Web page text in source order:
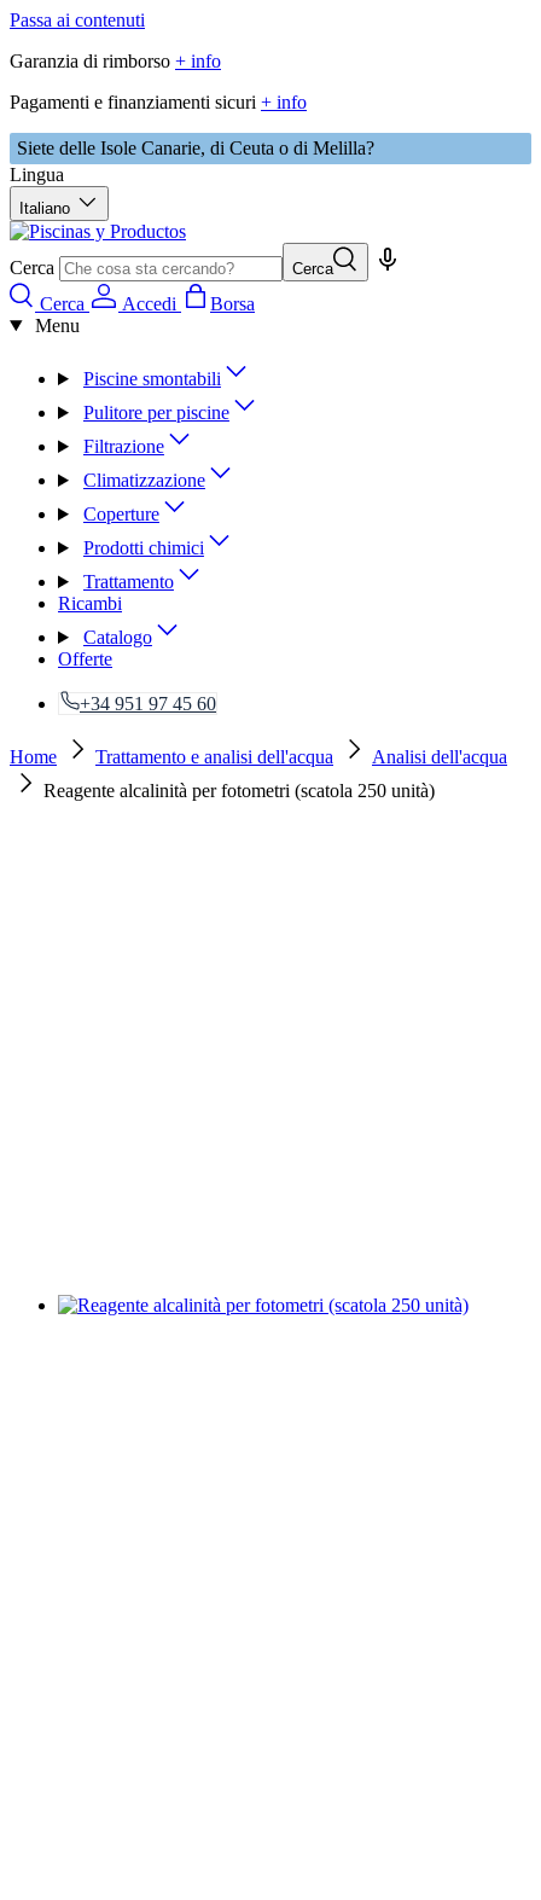
Passa ai contenuti
Garanzia di rimborso + info
Pagamenti e finanziamenti sicuri + info
Siete delle Isole Canarie, di Ceuta o di Melilla?
Lingua
Italiano
Cerca Cerca
Cerca Accedi
Borsa
Menu
Piscine smontabili
Pulitore per piscine
Filtrazione
Climatizzazione
Coperture
Prodotti chimici
Trattamento
Ricambi
Catalogo
Offerte
+34 951 97 45 60
Home Trattamento e analisi dell'acqua
Analisi dell'acqua
Reagente alcalinità per fotometri (scatola 250 unità)